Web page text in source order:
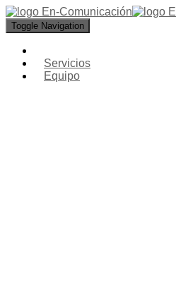
Toggle Navigation
Servicios
Equipo